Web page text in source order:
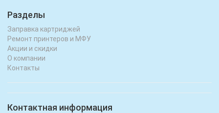
Разделы
Заправка картриджей
Ремонт принтеров и МФУ
Акции и скидки
О компании
Контакты
Контактная информация